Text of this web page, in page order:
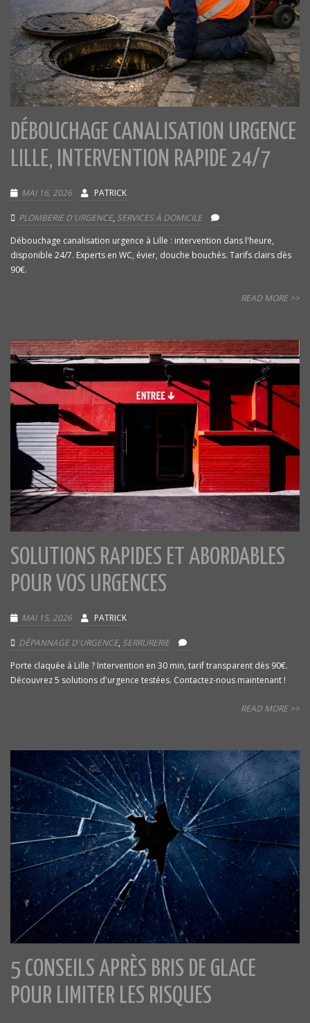
DÉBOUCHAGE CANALISATION URGENCE
LILLE, INTERVENTION RAPIDE 24/7
MAI 16, 2026 PATRICK
PLOMBERIE D'URGENCE, SERVICES À DOMICILE
Débouchage canalisation urgence à Lille : intervention dans l'heure,
disponible 24/7. Experts en WC, évier, douche bouchés. Tarifs clairs dès
90€.
READ MORE >>
SOLUTIONS RAPIDES ET ABORDABLES
POUR VOS URGENCES
MAI 15, 2026 PATRICK
DÉPANNAGE D'URGENCE, SERRURERIE
Porte claquée à Lille ? Intervention en 30 min, tarif transparent dès 90€.
Découvrez 5 solutions d'urgence testées. Contactez-nous maintenant !
READ MORE >>
5 CONSEILS APRÈS BRIS DE GLACE
POUR LIMITER LES RISQUES